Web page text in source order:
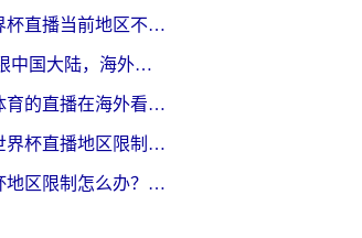
在国外看世界杯直播当前地区不可播放？海外党必看的回国加速全攻略
当CCTV5仅限中国大陆，海外球迷的世界杯狂欢如何继续？
为什么咪咕体育的直播在海外看不了？3步解决海外看世界杯+抖音地区限制难题
海外电脑看世界杯直播地区限制怎么办？你需要一个聪明的加速器
海外看世界杯地区限制怎么办？一篇搞定咪咕视频播放+国内资源无缝访问指南